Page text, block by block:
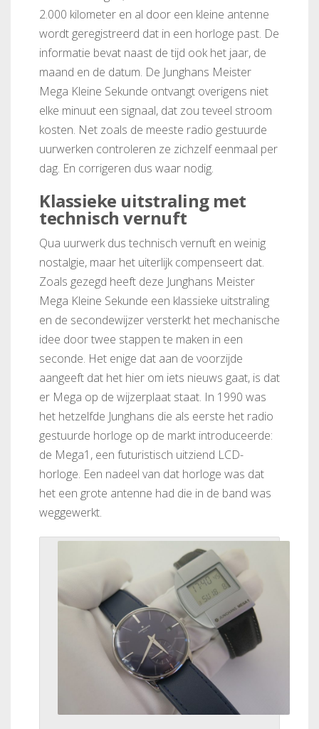
2.000 kilometer en al door een kleine antenne
wordt geregistreerd dat in een horloge past. De
informatie bevat naast de tijd ook het jaar, de
maand en de datum. De Junghans Meister
Mega Kleine Sekunde ontvangt overigens niet
elke minuut een signaal, dat zou teveel stroom
kosten. Net zoals de meeste radio gestuurde
uurwerken controleren ze zichzelf eenmaal per
dag. En corrigeren dus waar nodig.
Klassieke uitstraling met
technisch vernuft
Qua uurwerk dus technisch vernuft en weinig
nostalgie, maar het uiterlijk compenseert dat.
Zoals gezegd heeft deze Junghans Meister
Mega Kleine Sekunde een klassieke uitstraling
en de secondewijzer versterkt het mechanische
idee door twee stappen te maken in een
seconde. Het enige dat aan de voorzijde
aangeeft dat het hier om iets nieuws gaat, is dat
er Mega op de wijzerplaat staat. In 1990 was
het hetzelfde Junghans die als eerste het radio
gestuurde horloge op de markt introduceerde:
de Mega1, een futuristisch uitziend LCD-
horloge. Een nadeel van dat horloge was dat
het een grote antenne had die in de band was
weggewerkt.